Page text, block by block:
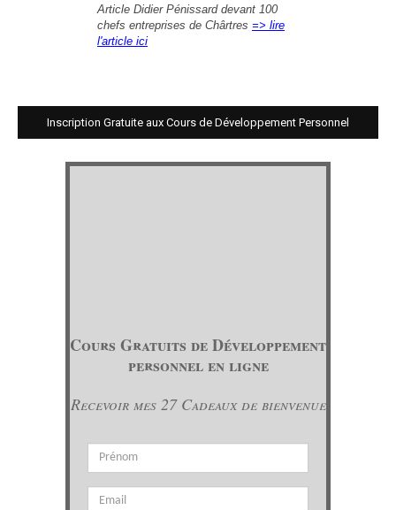
Article Didier Pénissard devant 100
chefs entreprises de Chârtres => lire
l'article ici
Inscription Gratuite aux Cours de Développement Personnel
Cours Gratuits de Développement
personnel en ligne
Recevoir mes 27 Cadeaux de bienvenue